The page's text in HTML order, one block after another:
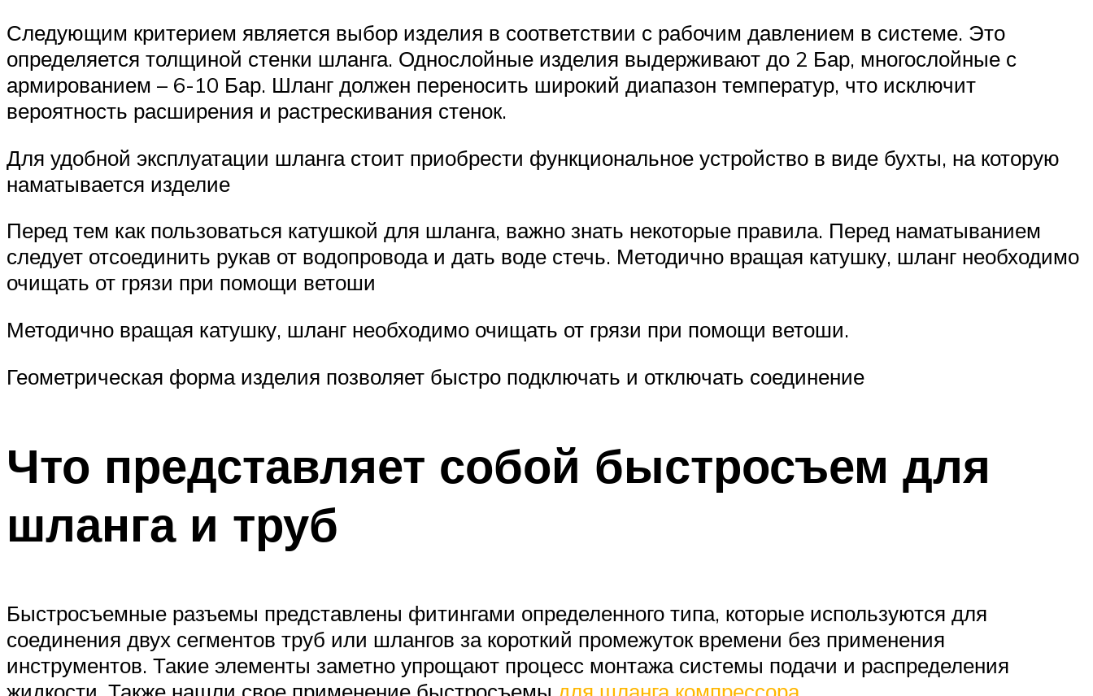
Следующим критерием является выбор изделия в соответствии с рабочим давлением в системе. Это
определяется толщиной стенки шланга. Однослойные изделия выдерживают до 2 Бар, многослойные с
армированием – 6-10 Бар. Шланг должен переносить широкий диапазон температур, что исключит
вероятность расширения и растрескивания стенок.
Для удобной эксплуатации шланга стоит приобрести функциональное устройство в виде бухты, на которую
наматывается изделие
Перед тем как пользоваться катушкой для шланга, важно знать некоторые правила. Перед наматыванием
следует отсоединить рукав от водопровода и дать воде стечь. Методично вращая катушку, шланг необходимо
очищать от грязи при помощи ветоши
Методично вращая катушку, шланг необходимо очищать от грязи при помощи ветоши.
Геометрическая форма изделия позволяет быстро подключать и отключать соединение
Что представляет собой быстросъем для
шланга и труб
Быстросъемные разъемы представлены фитингами определенного типа, которые используются для
соединения двух сегментов труб или шлангов за короткий промежуток времени без применения
инструментов. Такие элементы заметно упрощают процесс монтажа системы подачи и распределения